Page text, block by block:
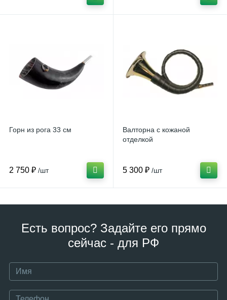
Горн из рога 33 см
2 750 ₽ /шт
Валторна с кожаной
отделкой
5 300 ₽ /шт
Есть вопрос? Задайте его прямо
сейчас - для РФ